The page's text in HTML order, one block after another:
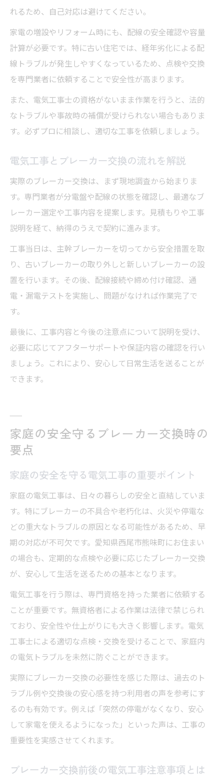
れるため、自己対応は避けてください。
家電の増設やリフォーム時にも、配線の安全確認や容量
計算が必要です。特に古い住宅では、経年劣化による配
線トラブルが発生しやすくなっているため、点検や交換
を専門業者に依頼することで安全性が高まります。
また、電気工事士の資格がないまま作業を行うと、法的
なトラブルや事故時の補償が受けられない場合もありま
す。必ずプロに相談し、適切な工事を依頼しましょう。
電気工事とブレーカー交換の流れを解説
実際のブレーカー交換は、まず現地調査から始まりま
す。専門業者が分電盤や配線の状態を確認し、最適なブ
レーカー選定や工事内容を提案します。見積もりや工事
説明を経て、納得のうえで契約に進みます。
工事当日は、主幹ブレーカーを切ってから安全措置を取
り、古いブレーカーの取り外しと新しいブレーカーの設
置を行います。その後、配線接続や締め付け確認、通
電・漏電テストを実施し、問題がなければ作業完了で
す。
最後に、工事内容と今後の注意点について説明を受け、
必要に応じてアフターサポートや保証内容の確認を行い
ましょう。これにより、安心して日常生活を送ることが
できます。
家庭の安全守るブレーカー交換時の
要点
家庭の安全を守る電気工事の重要ポイント
家庭の電気工事は、日々の暮らしの安全と直結していま
す。特にブレーカーの不具合や老朽化は、火災や停電な
どの重大なトラブルの原因となる可能性があるため、早
期の対応が不可欠です。愛知県西尾市熊味町にお住まい
の場合も、定期的な点検や必要に応じたブレーカー交換
が、安心して生活を送るための基本となります。
電気工事を行う際は、専門資格を持った業者に依頼する
ことが重要です。無資格者による作業は法律で禁じられ
ており、安全性や仕上がりにも大きく影響します。電気
工事士による適切な点検・交換を受けることで、家庭内
の電気トラブルを未然に防ぐことができます。
実際にブレーカー交換の必要性を感じた際は、過去のト
ラブル例や交換後の安心感を持つ利用者の声を参考にす
るのも有効です。例えば「突然の停電がなくなり、安心
して家電を使えるようになった」といった声は、工事の
重要性を実感させてくれます。
ブレーカー交換前後の電気工事注意事項とは